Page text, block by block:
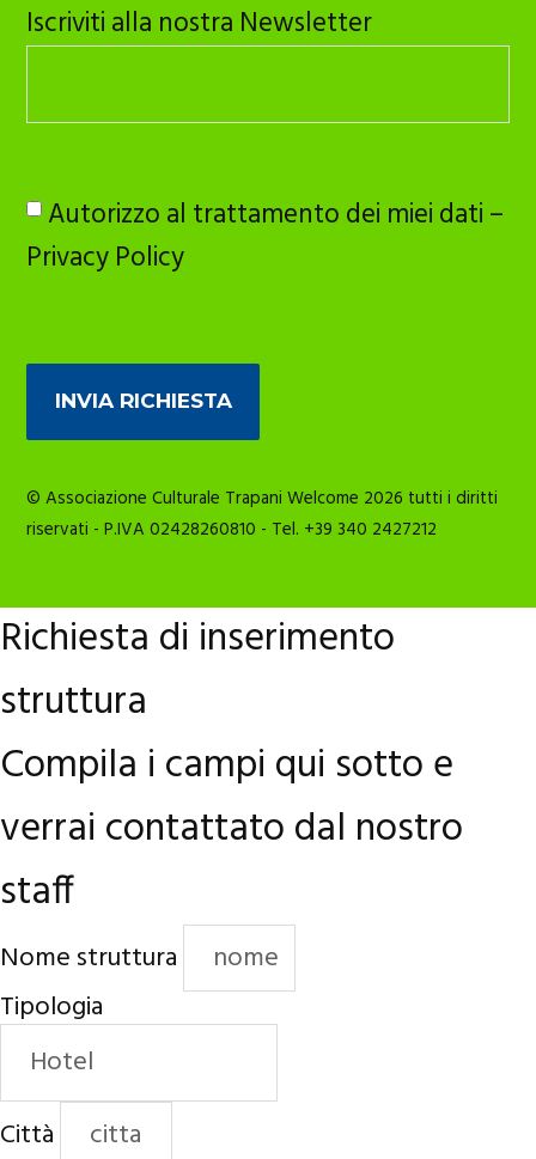
Iscriviti alla nostra Newsletter
Autorizzo al trattamento dei miei dati –
Privacy Policy
© Associazione Culturale Trapani Welcome 2026 tutti i diritti
riservati - P.IVA 02428260810 - Tel. +39 340 2427212
Richiesta di inserimento
struttura
Compila i campi qui sotto e
verrai contattato dal nostro
staff
Nome struttura
Tipologia
Città